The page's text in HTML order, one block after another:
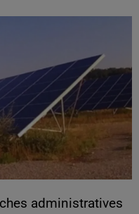
administratives